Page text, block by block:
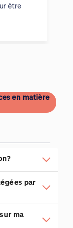
être
en matière
par
ma